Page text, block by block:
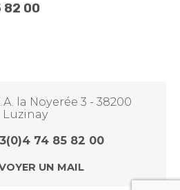
82 00
la Noyerée 3 - 38200
Luzinay
74 85 82 00
UN MAIL